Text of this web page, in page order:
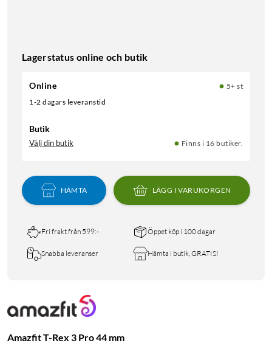
Lagerstatus online och butik
Online
5+ st
1-2 dagars leveranstid
Butik
Välj din butik Finns i 16 butiker.
HÄMTA LÄGG I VARUKORGEN
Fri frakt från 599:- Öppet köp i 100 dagar
Snabba leveranser Hämta i butik, GRATIS!
Amazfit T-Rex 3 Pro 44 mm